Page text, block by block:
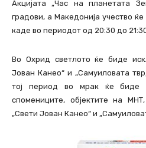
Акцијата „Час на планетата
градови, а Македонија учество
каде во периодот од 20:30 до
Во Охрид светлото ќе биде
Јован Канео“ и „Самуиловата
тој период во мрак ќе биде
спомениците, објектите на
„Свети Јован Канео“ и